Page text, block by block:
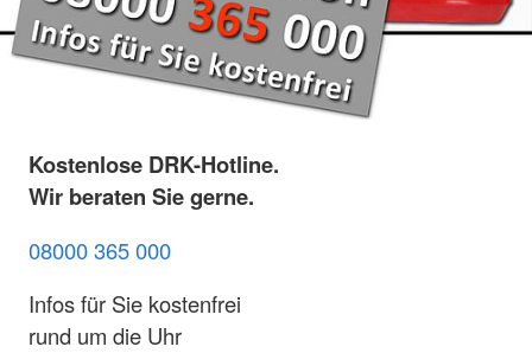
Kostenlose DRK-Hotline.
Wir beraten Sie gerne.
08000 365 000
Infos für Sie kostenfrei
rund um die Uhr